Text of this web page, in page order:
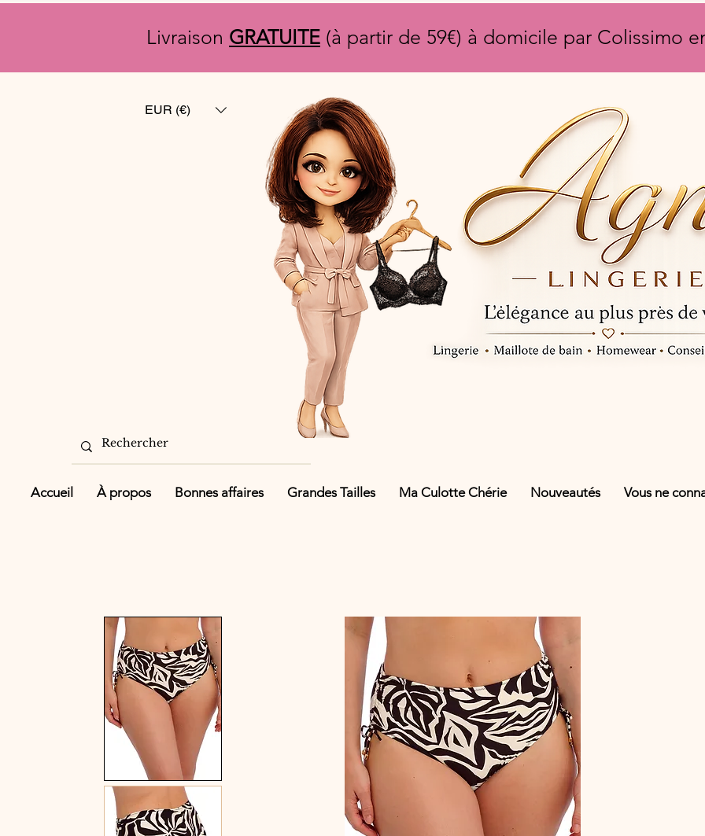
Livraison GRATUITE (à partir de 59€) à domicile par Colissimo
EUR (€)
Accueil À propos Bonnes affaires Grandes Tailles Ma Culotte Chérie Nouveautés Vous ne